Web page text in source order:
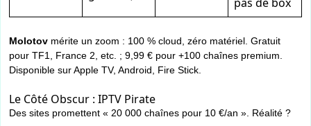
pas de box
Molotov mérite un zoom : 100 % cloud, zéro matériel. Gratuit
pour TF1, France 2, etc. ; 9,99 € pour +100 chaînes premium.
Disponible sur Apple TV, Android, Fire Stick.
Le Côté Obscur : IPTV Pirate
Des sites promettent « 20 000 chaînes pour 10 €/an ». Réalité ?